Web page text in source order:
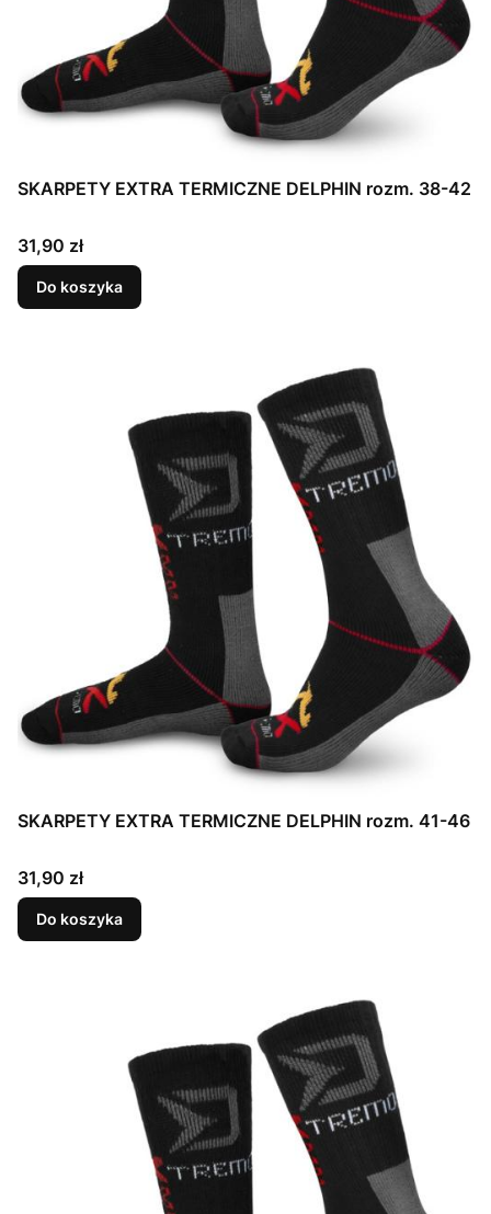
SKARPETY EXTRA TERMICZNE DELPHIN rozm. 38-42
Cena
31,90 zł
Do koszyka
SKARPETY EXTRA TERMICZNE DELPHIN rozm. 41-46
Cena
31,90 zł
Do koszyka